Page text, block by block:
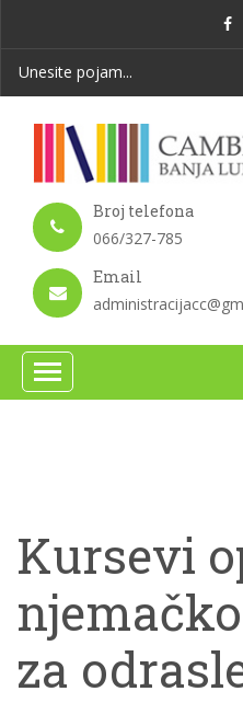
Broj telefona
066/327-785
Email
Kursevi
za